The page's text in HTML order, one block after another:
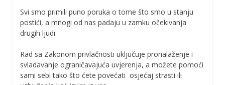
Svi smo primili puno poruka o tome što smo u stanju
postići, a mnogi od nas padaju u zamku očekivanja
drugih ljudi.
Rad sa Zakonom privlačnosti uključuje pronalaženje i
svladavanje ograničavajuća uvjerenja, a možete pomoći
sami sebi tako što ćete povećati osjećaj strasti ili